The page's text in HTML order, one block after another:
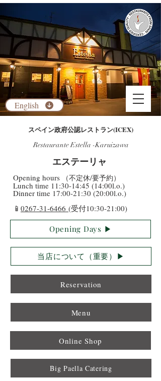
​スペイン政府公認レストラン(ICEX)
Restaurante Estella -Karuizawa
​エステーリャ
​Opening hours （不定休/要予約）
​Lunch time 11:30-14:45 (14:00l.o.)
Dinner time 17:00-21:30 (20:00l.o.)
​📱 0267-31-6466 (受付10:30-21:00)
Opening Days ▶︎
Reservation
Menu
Online Shop
当店について（重要）▶︎
English
Big Paella Catering